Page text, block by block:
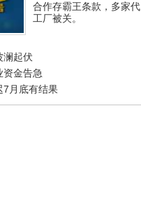
合作存霸王条款，多家代
工厂被关。
澜起伏
资金告急
7月底有结果